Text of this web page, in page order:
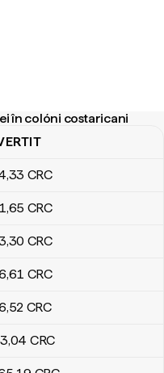
în colóni costaricani
colóni costaricani
,33 CRC
,65 CRC
,30 CRC
,61 CRC
,52 CRC
,04 CRC